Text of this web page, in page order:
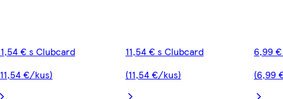
€ s Clubcard
€/kus)
11,54 € s Clubcard
(11,54 €/kus)
6,99
(6,99